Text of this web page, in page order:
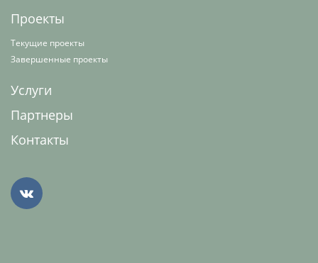
Проекты
Текущие проекты
Завершенные проекты
Услуги
Партнеры
Контакты